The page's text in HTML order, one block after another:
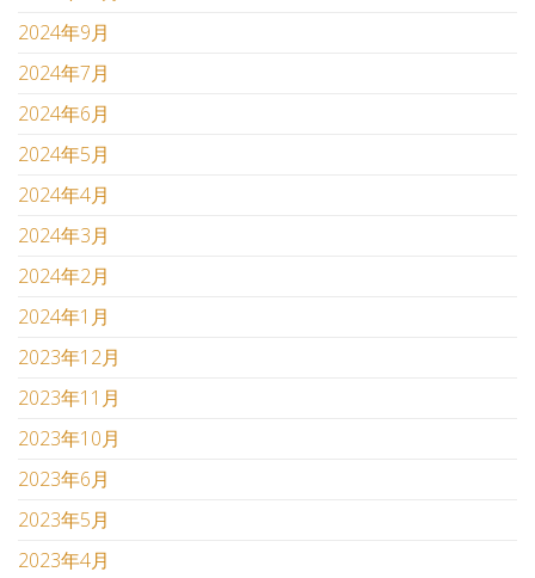
2024年9月
2024年7月
2024年6月
2024年5月
2024年4月
2024年3月
2024年2月
2024年1月
2023年12月
2023年11月
2023年10月
2023年6月
2023年5月
2023年4月